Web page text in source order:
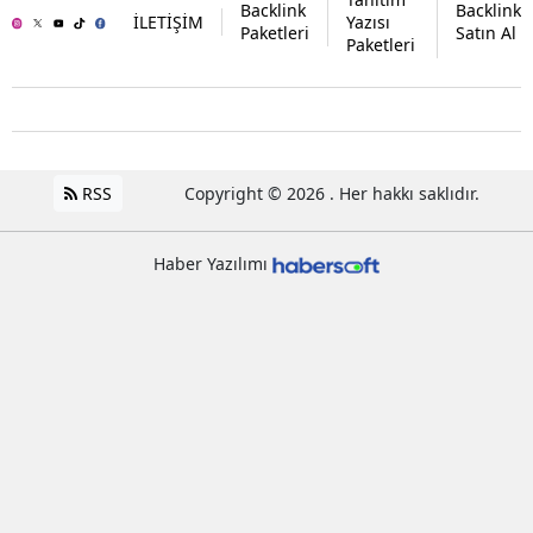
İLETİŞİM
Backlink
Paketleri
Yazısı
Paketleri
Backlink
Satın Al
RSS Copyright © 2026 . Her hakkı saklıdır.
Haber Yazılımı